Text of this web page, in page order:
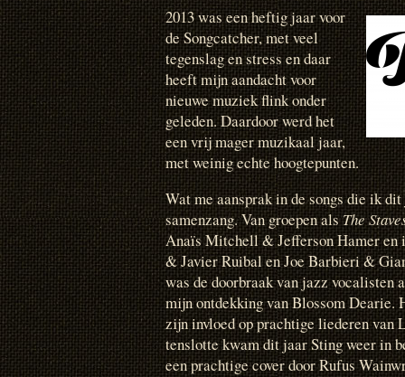
2013 was een heftig jaar voor
de Songcatcher, met veel
tegenslag en stress en daar
heeft mijn aandacht voor
nieuwe muziek flink onder
geleden. Daardoor werd het
een vrij mager muzikaal jaar,
met weinig echte hoogtepunten.
Wat me aansprak in de songs die ik
samenzang. Van groepen alsThe
Anaïs Mitchell & Jefferson Hamer en
& Javier Ruibal en Joe Barbieri &
was de doorbraak van jazz vocalisten
mijn ontdekking van Blossom Dearie.
zijn invloed op prachtige liederen van
tenslotte kwam dit jaar Sting weer in
een prachtige cover door Rufus